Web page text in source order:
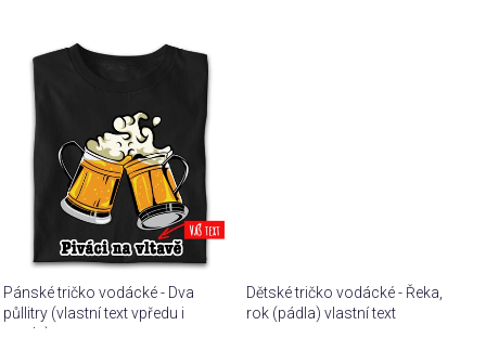
Pánské tričko vodácké - Dva
půllitry (vlastní text vpředu i
vzadu)
Dětské tričko vodácké - Řeka,
rok (pádla) vlastní text